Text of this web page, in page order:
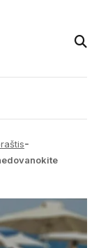
-